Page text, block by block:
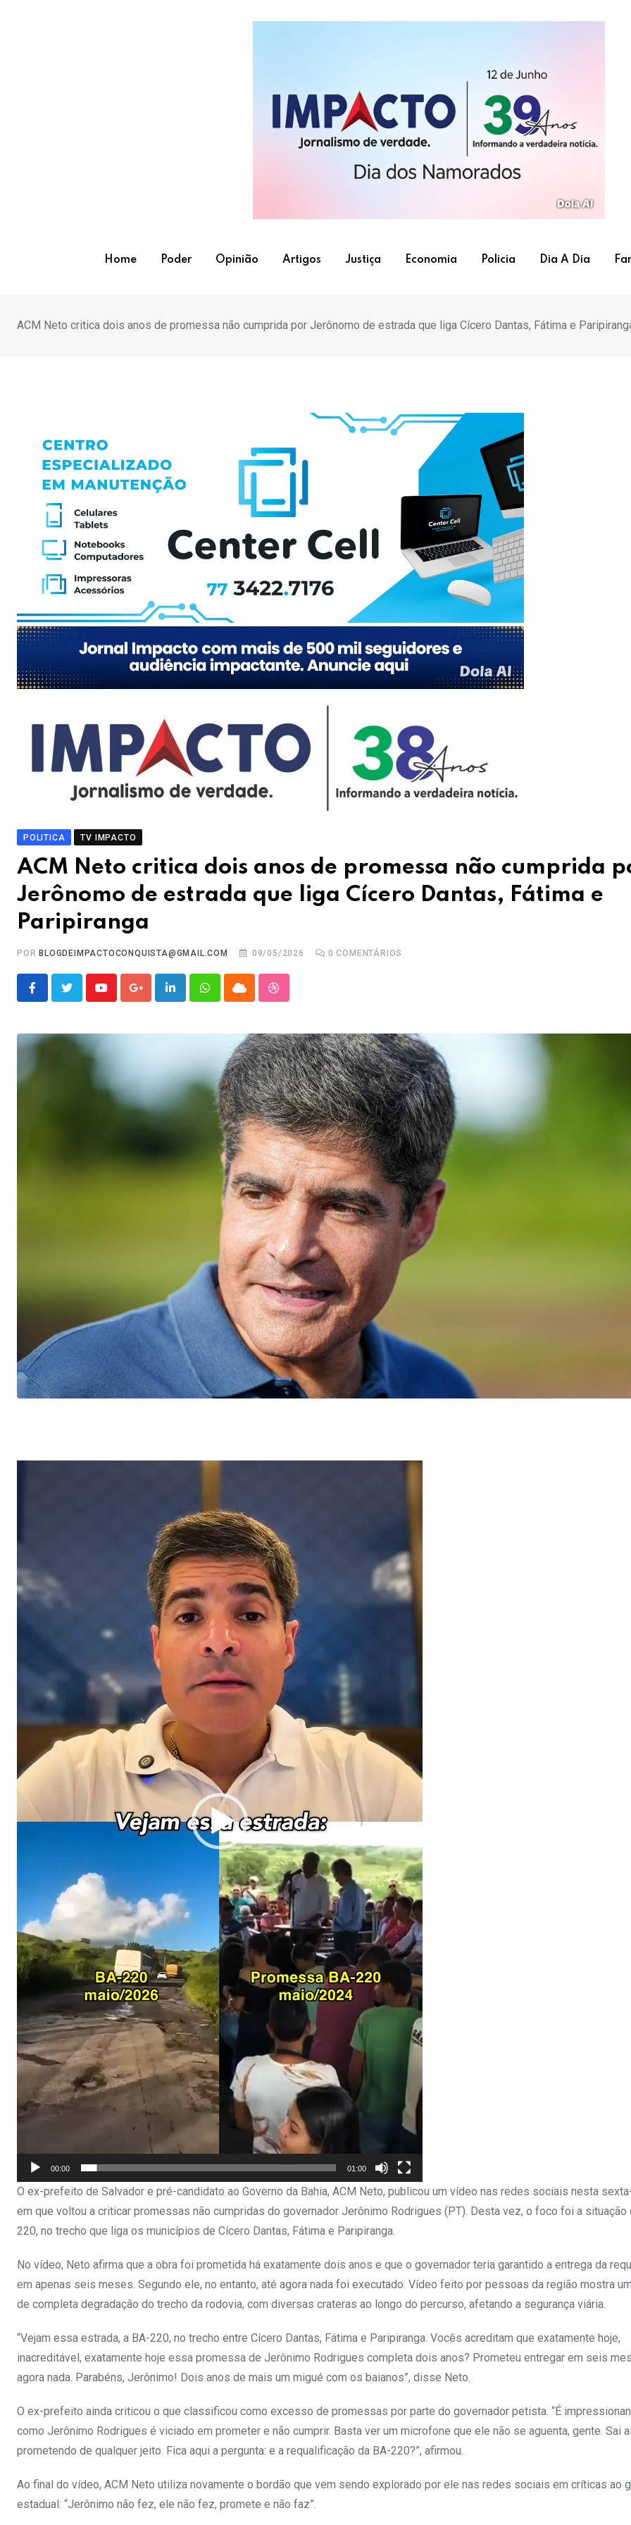
Home Poder Opinião Artigos Justiça Economia Policia Dia A Dia
ACM Neto critica dois anos de promessa não cumprida por Jerônomo de estrada que liga Cícero Dantas, Fátima e
POLITICA TV IMPACTO
ACM Neto critica dois anos de promessa não cumprida
Jerônomo de estrada que liga Cícero Dantas, Fátima e
Paripiranga
POR BLOGDEIMPACTOCONQUISTA@GMAIL.COM 09/05/2026 0 COMENTÁRIOS
YoutubeGoogle+LinkedInWhatsappCloud StumbleUpon
00:00 01:00
O ex-prefeito de Salvador e pré-candidato ao Governo da Bahia, ACM Neto, publicou um vídeo nas redes sociais nesta
em que voltou a criticar promessas não cumpridas do governador Jerônimo Rodrigues (PT). Desta vez, o foco foi a situação
220, no trecho que liga os municípios de Cícero Dantas, Fátima e Paripiranga.
No vídeo, Neto afirma que a obra foi prometida há exatamente dois anos e que o governador teria garantido a entrega da
em apenas seis meses. Segundo ele, no entanto, até agora nada foi executado. Vídeo feito por pessoas da região mostra
de completa degradação do trecho da rodovia, com diversas crateras ao longo do percurso, afetando a segurança viária.
“Vejam essa estrada, a BA-220, no trecho entre Cícero Dantas, Fátima e Paripiranga. Vocês acreditam que exatamente hoje,
inacreditável, exatamente hoje essa promessa de Jerônimo Rodrigues completa dois anos? Prometeu entregar em seis
agora nada. Parabéns, Jerônimo! Dois anos de mais um migué com os baianos”, disse Neto.
O ex-prefeito ainda criticou o que classificou como excesso de promessas por parte do governador petista. “É
como Jerônimo Rodrigues é viciado em prometer e não cumprir. Basta ver um microfone que ele não se aguenta, gente. Sai
prometendo de qualquer jeito. Fica aqui a pergunta: e a requalificação da BA-220?”, afirmou.
Ao final do vídeo, ACM Neto utiliza novamente o bordão que vem sendo explorado por ele nas redes sociais em críticas ao
estadual: “Jerônimo não fez, ele não fez, promete e não faz”.